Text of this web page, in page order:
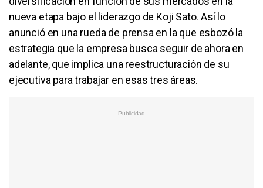
nueva etapa bajo el liderazgo de Koji Sato. Así lo
anunció en una rueda de prensa en la que esbozó la
estrategia que la empresa busca seguir de ahora en
adelante, que implica una reestructuración de su
ejecutiva para trabajar en esas tres áreas.